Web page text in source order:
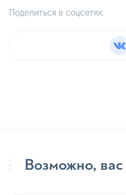
Поделиться в соцсетях:
Возможно, вас